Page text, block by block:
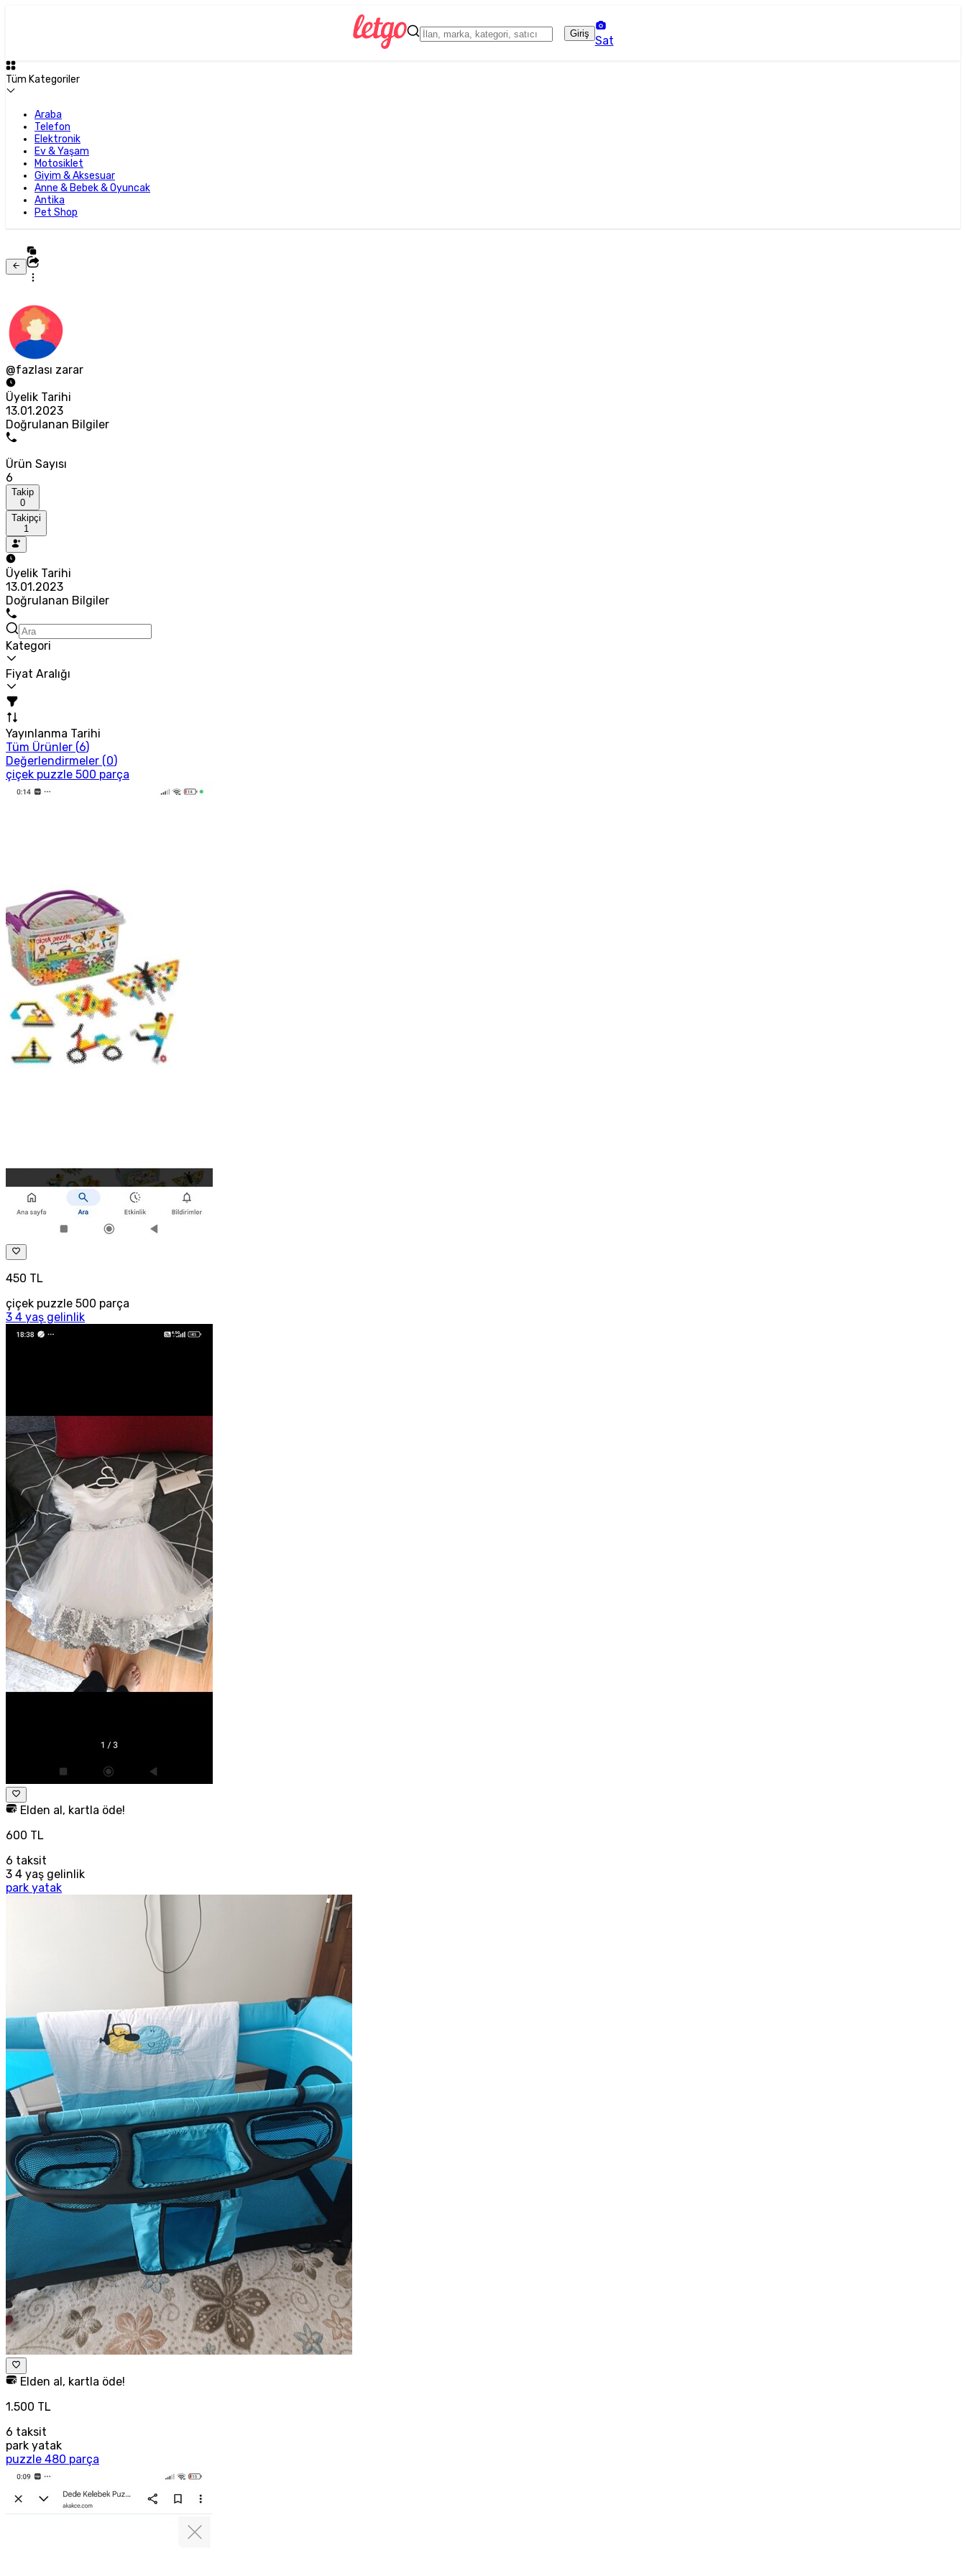
Giriş
Sat
Tüm Kategoriler
Araba
Telefon
Elektronik
Ev & Yaşam
Motosiklet
Giyim & Aksesuar
Anne & Bebek & Oyuncak
Antika
Pet Shop
@fazlası zarar
Üyelik Tarihi
13.01.2023
Doğrulanan Bilgiler
Ürün Sayısı
6
Takip
0
Takipçi
1
Üyelik Tarihi
13.01.2023
Doğrulanan Bilgiler
Kategori
Fiyat Aralığı
Yayınlanma Tarihi
Tüm Ürünler (6)
Değerlendirmeler (0)
çiçek puzzle 500 parça
450 TL
çiçek puzzle 500 parça
3 4 yaş gelinlik
Elden al, kartla öde!
600 TL
6 taksit
3 4 yaş gelinlik
park yatak
Elden al, kartla öde!
1.500 TL
6 taksit
park yatak
puzzle 480 parça